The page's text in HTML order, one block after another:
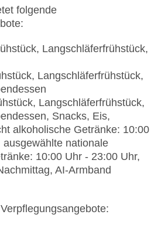
Card / VISA, MasterCard,
Parkplatz (nach
ohne Gebühr
Konferenzräume: 1,
Tageslicht,
gegen Gebühr, Coffee
Anlage: 125 qm
15, Etagen: 3, Zimmer: 484,
13
4 Sterne
folgende
Langschläferfrühstück,
Langschläferfrühstück,
Langschläferfrühstück,
Snacks, Eis,
alkoholische Getränke: 10:00
ausgewählte nationale
10:00 Uhr - 23:00 Uhr,
AI-Armband